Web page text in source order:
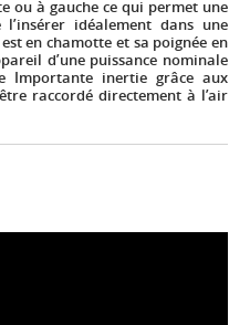
ou à gauche ce qui permet une
idéalement dans une
en chamotte et sa poignée en
d’une puissance nominale
Importante inertie grâce aux
raccordé directement à l’air